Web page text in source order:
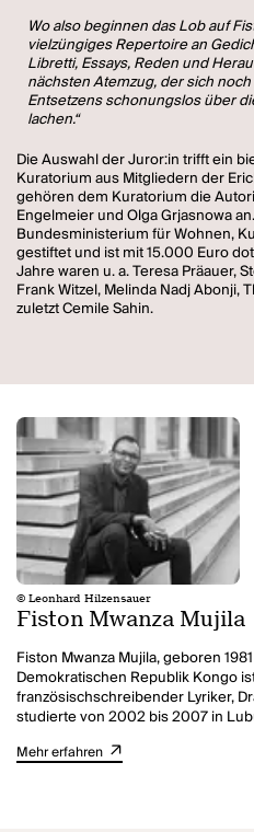
Wo also beginnen das Lob auf
vielzüngiges Repertoire an
Libretti, Essays, Reden und
nächsten Atemzug, der sich
Entsetzens schonungslos über
lachen.“
Die Auswahl der Juror:in trifft ein
Kuratorium aus Mitgliedern der
gehören dem Kuratorium die
Engelmeier und Olga Grjasnowa
Bundesministerium für Wohnen,
gestiftet und ist mit 15.000 Euro
Jahre waren u. a. Teresa Präauer,
Frank Witzel, Melinda Nadj Abonji,
zuletzt Cemile Sahin.
© Leonhard Hilzensauer
Fiston Mwanza Mujila
Fiston Mwanza Mujila, geboren
Demokratischen Republik Kongo
französischschreibender Lyriker,
studierte von 2002 bis 2007 in
Afrikanische Literatur in Graz. Von
Mehr erfahren